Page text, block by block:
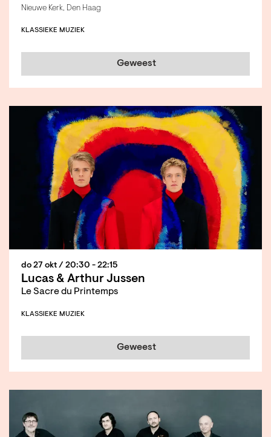
Nieuwe Kerk, Den Haag
KLASSIEKE MUZIEK
Geweest
Lucas & Arthur Jussen
Le Sacre du Printemps
do 27 okt / 20:30 - 22:15
KLASSIEKE MUZIEK
Geweest